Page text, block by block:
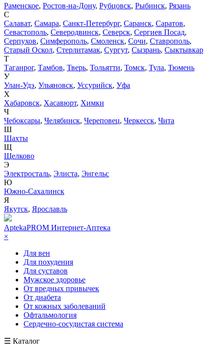
Раменское, Ростов-на-Дону, Рубцовск, Рыбинск, Рязань
С
Салават, Самара, Санкт-Петербург, Саранск, Саратов,
Севастополь, Северодвинск, Северск, Сергиев Посад,
Серпухов, Симферополь, Смоленск, Сочи, Ставрополь,
Старый Оскол, Стерлитамак, Сургут, Сызрань, Сыктывкар
Т
Таганрог, Тамбов, Тверь, Тольятти, Томск, Тула, Тюмень
У
Улан-Удэ, Ульяновск, Уссурийск, Уфа
Х
Хабаровск, Хасавюрт, Химки
Ч
Чебоксары, Челябинск, Череповец, Черкесск, Чита
Ш
Шахты
Щ
Щелково
Э
Электросталь, Элиста, Энгельс
Ю
Южно-Сахалинск
Я
Якутск, Ярославль
AptekaPROM Интернет-Аптека
×
Для вен
Для похудения
Для суставов
Мужское здоровье
От вредных привычек
От диабета
От кожных заболеваний
Офтальмология
Сердечно-сосудистая система
☰ Каталог